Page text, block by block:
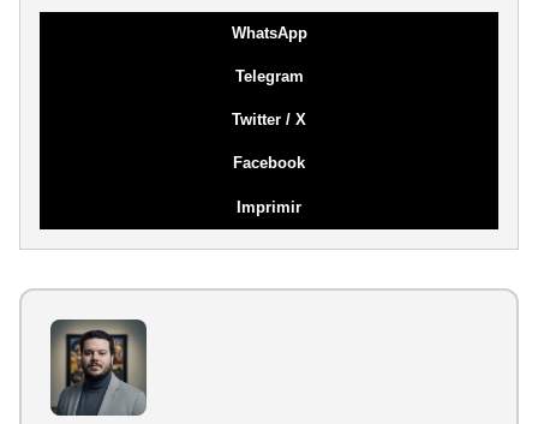
WhatsApp
Telegram
Twitter / X
Facebook
Imprimir